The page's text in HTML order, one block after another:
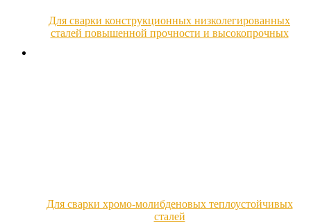
Для сварки конструкционных низколегированных
сталей повышенной прочности и высокопрочных
Для сварки хромо-молибденовых теплоустойчивых
сталей